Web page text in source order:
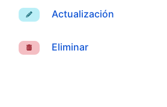
Actualización
Eliminar